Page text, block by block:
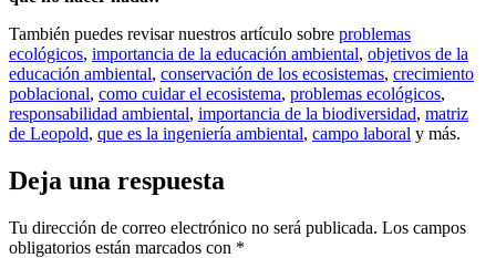
También puedes revisar nuestros artículo sobre problemas
ecológicos, importancia de la educación ambiental, objetivos de la
educación ambiental, conservación de los ecosistemas, crecimiento
poblacional, como cuidar el ecosistema, problemas ecológicos,
responsabilidad ambiental, importancia de la biodiversidad, matriz
de Leopold, que es la ingeniería ambiental, campo laboral y más.
Deja una respuesta
Tu dirección de correo electrónico no será publicada. Los campos
obligatorios están marcados con *